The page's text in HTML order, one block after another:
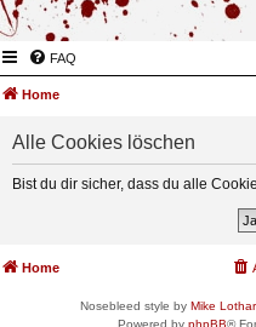
FAQ
Home
Alle Cookies löschen
Bist du dir sicher, dass du alle
Home
Nosebleed style by Mike Lothar
Powered by phpBB®